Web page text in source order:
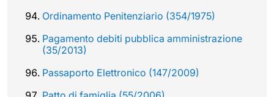
Ordinamento Penitenziario (354/1975)
Pagamento debiti pubblica amministrazione
(35/2013)
Passaporto Elettronico (147/2009)